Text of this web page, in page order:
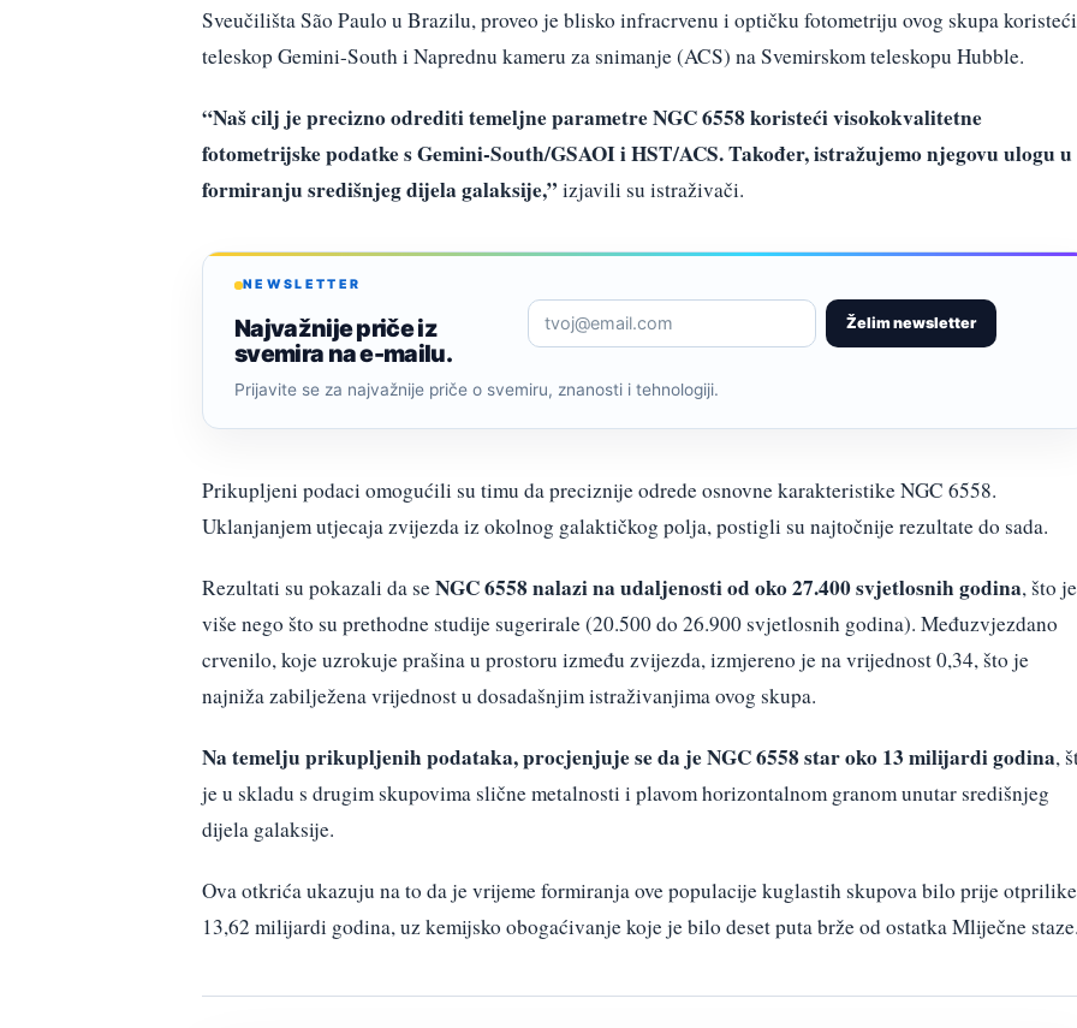
Sveučilišta São Paulo u Brazilu, proveo je blisko infracrvenu i optičku fotometriju ovog skupa koristeći
teleskop Gemini-South i Naprednu kameru za snimanje (ACS) na Svemirskom teleskopu Hubble.
“Naš cilj je precizno odrediti temeljne parametre NGC 6558 koristeći visokokvalitetne
fotometrijske podatke s Gemini-South/GSAOI i HST/ACS. Također, istražujemo njegovu ulogu u
formiranju središnjeg dijela galaksije,” izjavili su istraživači.
NEWSLETTER
Najvažnije priče iz
svemira na e-mailu.
Želim newsletter
Prijavite se za najvažnije priče o svemiru, znanosti i tehnologiji.
Prikupljeni podaci omogućili su timu da preciznije odrede osnovne karakteristike NGC 6558.
Uklanjanjem utjecaja zvijezda iz okolnog galaktičkog polja, postigli su najtočnije rezultate do sada.
Rezultati su pokazali da seNGC 6558 nalazi na udaljenosti od oko 27.400 svjetlosnih godina, što je
više nego što su prethodne studije sugerirale (20.500 do 26.900 svjetlosnih godina). Međuzvjezdano
crvenilo, koje uzrokuje prašina u prostoru između zvijezda, izmjereno je na vrijednost 0,34, što je
najniža zabilježena vrijednost u dosadašnjim istraživanjima ovog skupa.
Na temelju prikupljenih podataka, procjenjuje se da je NGC 6558 star oko 13 milijardi godina,
je u skladu s drugim skupovima slične metalnosti i plavom horizontalnom granom unutar središnjeg
dijela galaksije.
Ova otkrića ukazuju na to da je vrijeme formiranja ove populacije kuglastih skupova bilo prije otprilike
13,62 milijardi godina, uz kemijsko obogaćivanje koje je bilo deset puta brže od ostatka Mliječne